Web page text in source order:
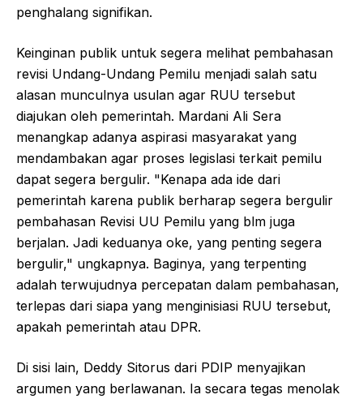
penghalang signifikan.
Keinginan publik untuk segera melihat pembahasan
revisi Undang-Undang Pemilu menjadi salah satu
alasan munculnya usulan agar RUU tersebut
diajukan oleh pemerintah. Mardani Ali Sera
menangkap adanya aspirasi masyarakat yang
mendambakan agar proses legislasi terkait pemilu
dapat segera bergulir. "Kenapa ada ide dari
pemerintah karena publik berharap segera bergulir
pembahasan Revisi UU Pemilu yang blm juga
berjalan. Jadi keduanya oke, yang penting segera
bergulir," ungkapnya. Baginya, yang terpenting
adalah terwujudnya percepatan dalam pembahasan,
terlepas dari siapa yang menginisiasi RUU tersebut,
apakah pemerintah atau DPR.
Di sisi lain, Deddy Sitorus dari PDIP menyajikan
argumen yang berlawanan. Ia secara tegas menolak